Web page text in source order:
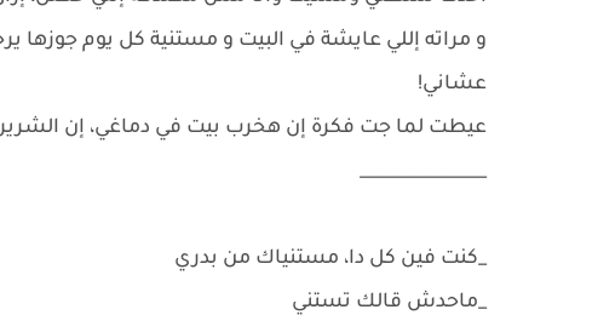
و مراته إللي عايشة في البيت و مستنية كل يوم جوزها
عشاني!
عيطت لما جت فكرة إن هخرب بيت في دماغي، إن
_______________
_كنت فين كل دا، مستنياك من بدري
_ماحدش قالك تستني